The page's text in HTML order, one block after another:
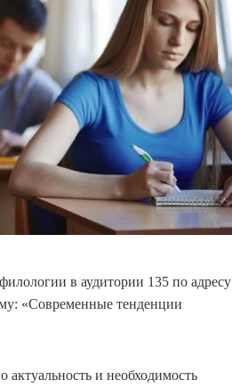
в аудитории 135 по адресу
«Современные тенденции
и необходимость